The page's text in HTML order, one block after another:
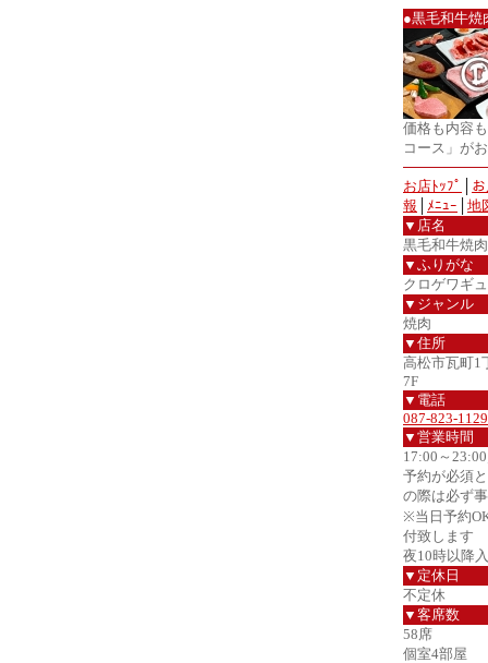
●黒毛和牛
価格も内容
コース」が
お店ﾄｯﾌﾟ
報
ﾒﾆｭｰ
地
▼店名
黒毛和牛焼
▼ふりがな
クロゲワギ
▼ジャンル
焼肉
▼住所
高松市瓦町
7F
▼電話
087-823-1129
▼営業時間
17:00～
予約が必須
の際は必ず
※当日予約
付致します
夜10時以降
▼定休日
不定休
▼客席数
58席
個室4部屋